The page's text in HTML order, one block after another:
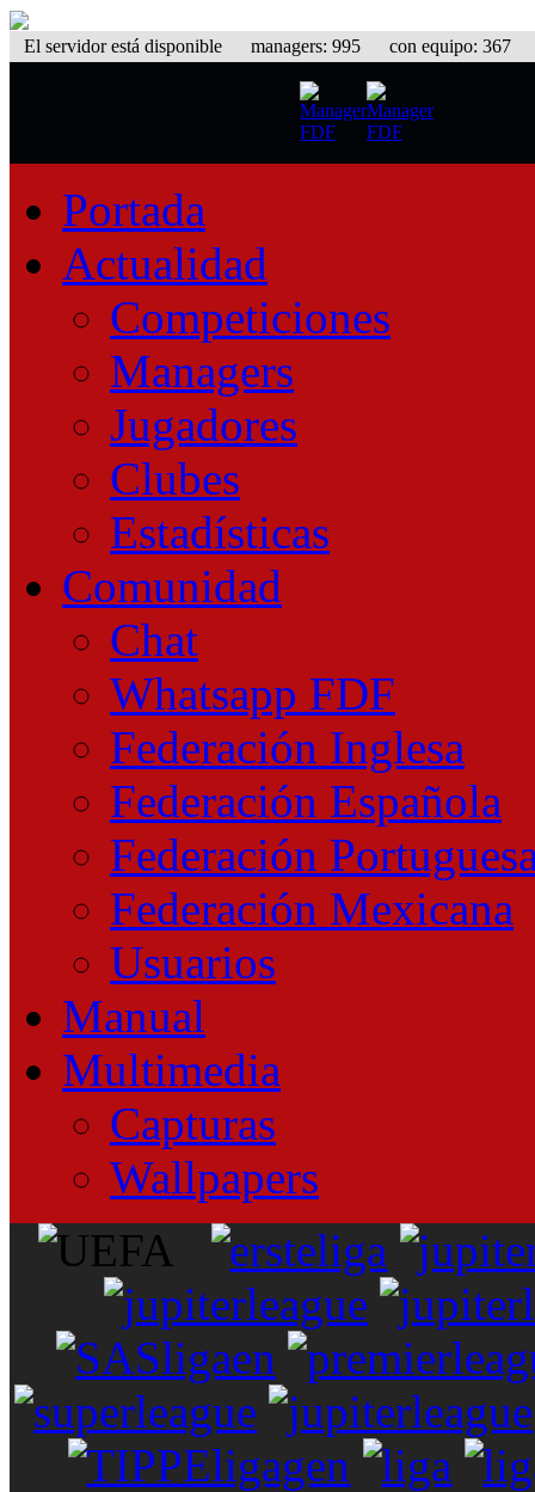
El servidor está disponible managers: 995 con equipo: 367
Portada
Actualidad
Competiciones
Managers
Jugadores
Clubes
Estadísticas
Comunidad
Chat
Whatsapp FDF
Federación Inglesa
Federación Española
Federación
Federación Mexicana
Usuarios
Manual
Multimedia
Capturas
Wallpapers